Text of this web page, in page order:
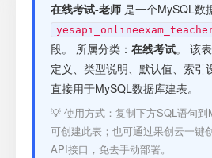
接口测试
在线考试-老师 是一个MySQL数
段。 所属分类： 在线考试。 该
定义、类型说明、默认值、索引
直接用于MySQL数据库建表。
💡 使用方式：复制下方SQL语句
可创建此表；也可通过果创云一键
API接口，免去手动部署。